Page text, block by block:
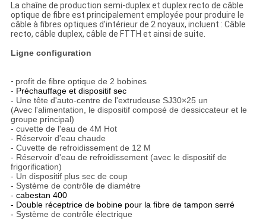
La chaîne de production semi-duplex et duplex recto de câble
optique de fibre est principalement employée pour produire le
câble à fibres optiques d'intérieur de 2 noyaux, incluent : Câble
recto, câble duplex, câble de FTTH et ainsi de suite.
Ligne configuration
- profit de fibre optique de 2 bobines
- Préchauffage et dispositif sec
- Une tête d'auto-centre de l'extrudeuse SJ30×25 un
(Avec l'alimentation, le dispositif composé de dessiccateur et le
groupe principal)
- cuvette de l'eau de 4M Hot
- Réservoir d'eau chaude
- Cuvette de refroidissement de 12 M
- Réservoir d'eau de refroidissement (avec le dispositif de
frigorification)
- Un dispositif plus sec de coup
- Système de contrôle de diamètre
- cabestan 400
- Double réceptrice de bobine pour la fibre de tampon serré
- Système de contrôle électrique